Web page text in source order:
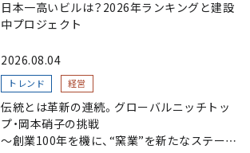
日本一高いビルは？2026年ランキングと建設
中プロジェクト
2026.08.04
トレンド 経営
伝統とは革新の連続。グローバルニッチトッ
プ・岡本硝子の挑戦
～創業100年を機に、“窯業”を新たなステージ